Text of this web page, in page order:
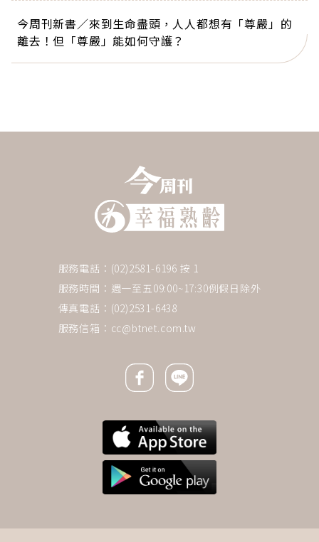
今周刊新書／來到生命盡頭，人人都想有「尊嚴」的
離去！但「尊嚴」能如何守護？
服務電話：(02)2581-6196 按 1
服務時間：週一至五09:00~17:30例假日除外
傳真電話：(02)2531-6438
服務信箱： cc@btnet.com.tw
Facebook icon
Line icon